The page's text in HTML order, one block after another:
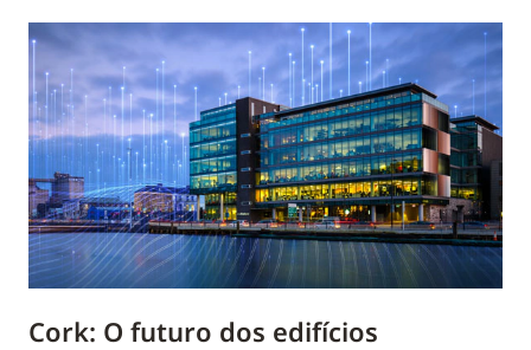
Cork: O futuro dos edifícios